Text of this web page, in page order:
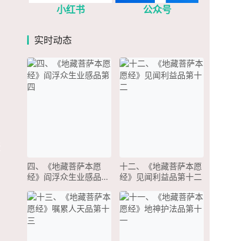
小红书 公众号
实时动态
四、《地藏菩萨本愿
经》阎浮众生业感品第
十二、《地藏菩萨本愿
经》见闻利益品第十二